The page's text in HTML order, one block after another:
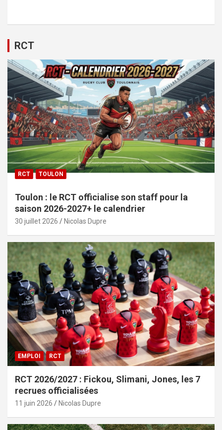
RCT
RCT TOULON
Toulon : le RCT officialise son staff pour la
saison 2026-2027+ le calendrier
30 juillet 2026 Nicolas Dupre
EMPLOI RCT
RCT 2026/2027 : Fickou, Slimani, Jones, les 7
recrues officialisées
11 juin 2026 Nicolas Dupre